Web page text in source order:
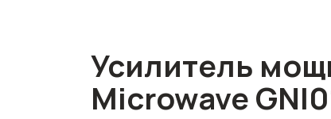
Усилитель
Microwave